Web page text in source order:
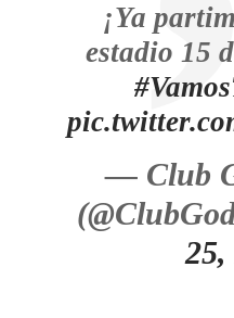
¡Ya
estadio 15
— Club
25,